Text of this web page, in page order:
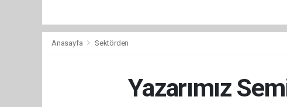
Anasayfa Sektörden
Yazarımız